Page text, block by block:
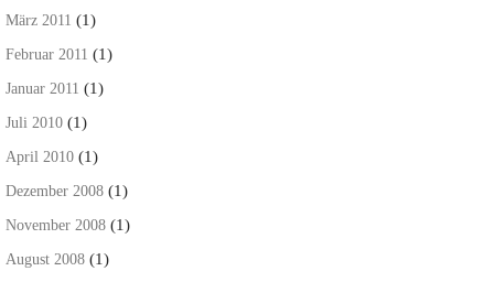
März 2011 (1)
Februar 2011 (1)
Januar 2011 (1)
Juli 2010 (1)
April 2010 (1)
Dezember 2008 (1)
November 2008 (1)
August 2008 (1)